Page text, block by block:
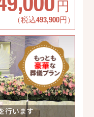
円
（税込493,900円）
行います